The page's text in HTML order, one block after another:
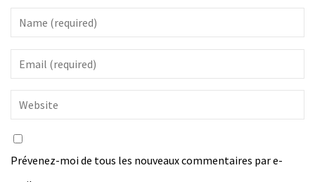
Prévenez-moi de tous les nouveaux commentaires par e-